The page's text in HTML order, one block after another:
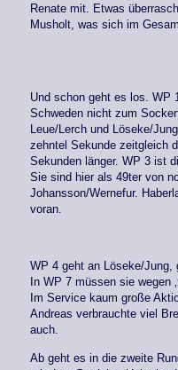
Renate mit. Etwas
Musholt, was sich im
Und schon geht es los. WP
Schweden nicht zum
Leue/Lerch und Löseke/
zehntel Sekunde zeitgleich
Sekunden länger. WP 3 ist
Sie sind hier als 49ter von
Johansson/Wernefur.
voran.
WP 4 geht an Löseke/Jung,
In WP 7 müssen sie wegen
Im Service kaum große
Andreas verbrauchte viel
auch.
Ab geht es in die zweite